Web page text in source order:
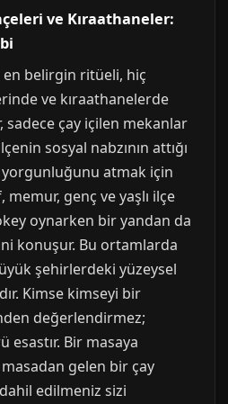
ve Kıraathaneler:
en belirgin ritüeli, hiç
ve kıraathanelerde
sadece çay içilen mekanlar
sosyal nabzının attığı
atmak için
genç ve yaşlı ilçe
oynarken bir yandan da
konuşur. Bu ortamlarda
şehirlerdeki yüzeysel
Kimse kimseyi bir
değerlendirmez;
esastır. Bir masaya
gelen bir çay
edilmeniz sizi